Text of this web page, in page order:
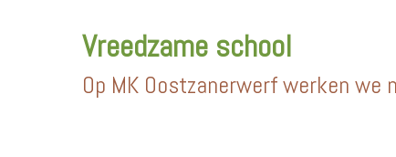
Vreedzame school
Op MK Oostzanerwerf werken we